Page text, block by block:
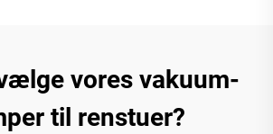
vores vakuum-
til renstuer?